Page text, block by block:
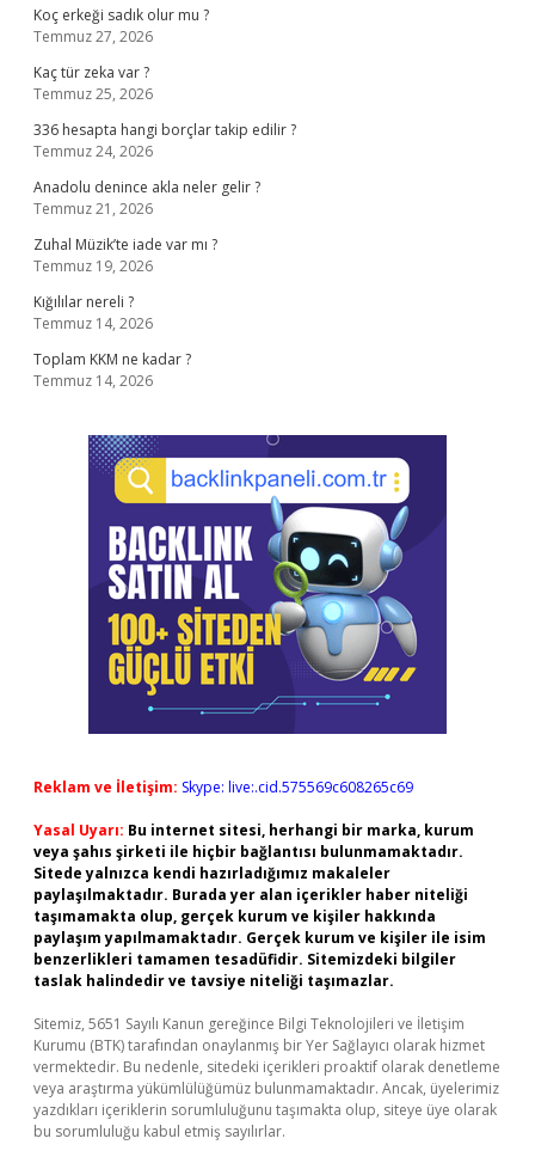
Koç erkeği sadık olur mu ?
Temmuz 27, 2026
Kaç tür zeka var ?
Temmuz 25, 2026
336 hesapta hangi borçlar takip edilir ?
Temmuz 24, 2026
Anadolu denince akla neler gelir ?
Temmuz 21, 2026
Zuhal Müzik’te iade var mı ?
Temmuz 19, 2026
Kığılılar nereli ?
Temmuz 14, 2026
Toplam KKM ne kadar ?
Temmuz 14, 2026
Reklam ve İletişim: Skype: live:.cid.575569c608265c69
Yasal Uyarı: Bu internet sitesi, herhangi bir marka, kurum
veya şahıs şirketi ile hiçbir bağlantısı bulunmamaktadır.
Sitede yalnızca kendi hazırladığımız makaleler
paylaşılmaktadır. Burada yer alan içerikler haber niteliği
taşımamakta olup, gerçek kurum ve kişiler hakkında
paylaşım yapılmamaktadır. Gerçek kurum ve kişiler ile isim
benzerlikleri tamamen tesadüfidir. Sitemizdeki bilgiler
taslak halindedir ve tavsiye niteliği taşımazlar.
Sitemiz, 5651 Sayılı Kanun gereğince Bilgi Teknolojileri ve İletişim
Kurumu (BTK) tarafından onaylanmış bir Yer Sağlayıcı olarak hizmet
vermektedir. Bu nedenle, sitedeki içerikleri proaktif olarak denetleme
veya araştırma yükümlülüğümüz bulunmamaktadır. Ancak, üyelerimiz
yazdıkları içeriklerin sorumluluğunu taşımakta olup, siteye üye olarak
bu sorumluluğu kabul etmiş sayılırlar.